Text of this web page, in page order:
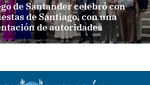
de Santander celebró con
de Santiago, con una
de autoridades